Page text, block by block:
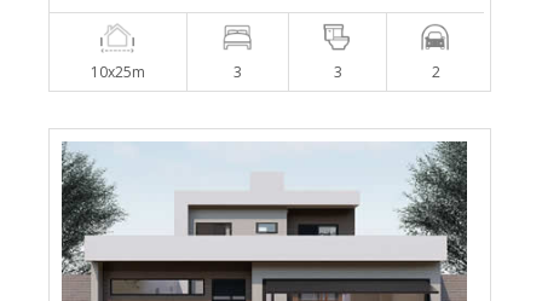
10x25m 3 3 2